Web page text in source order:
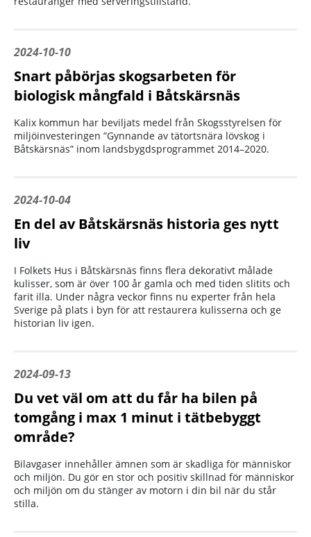
2024-10-10
Snart påbörjas skogsarbeten för
biologisk mångfald i Båtskärsnäs
Kalix kommun har beviljats medel från Skogsstyrelsen för
miljöinvesteringen ”Gynnande av tätortsnära lövskog i
Båtskärsnäs” inom landsbygdsprogrammet 2014–2020.
2024-10-04
En del av Båtskärsnäs historia ges nytt
liv
I Folkets Hus i Båtskärsnäs finns flera dekorativt målade
kulisser, som är över 100 år gamla och med tiden slitits och
farit illa. Under några veckor finns nu experter från hela
Sverige på plats i byn för att restaurera kulisserna och ge
historian liv igen.
2024-09-13
Du vet väl om att du får ha bilen på
tomgång i max 1 minut i tätbebyggt
område?
Bilavgaser innehåller ämnen som är skadliga för människor
och miljön. Du gör en stor och positiv skillnad för människor
och miljön om du stänger av motorn i din bil när du står
stilla.